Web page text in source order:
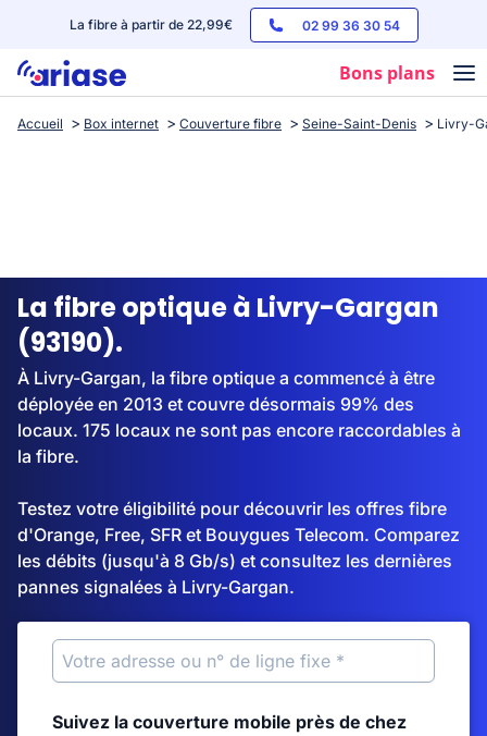
La fibre à partir de 22,99€ 02 99 36 30 54
Bons plans
Box internet
Streaming
Accueil Box internet Couverture fibre Seine-Saint-Denis Livry-
La fibre optique à Livry-Gargan
(93190).
À Livry-Gargan, la fibre optique a commencé à être
déployée en 2013 et couvre désormais 99% des
locaux. 175 locaux ne sont pas encore raccordables à
la fibre.
Testez votre éligibilité pour découvrir les offres fibre
d'Orange, Free, SFR et Bouygues Telecom. Comparez
les débits (jusqu'à 8 Gb/s) et consultez les dernières
pannes signalées à Livry-Gargan.
Suivez la couverture mobile près de chez